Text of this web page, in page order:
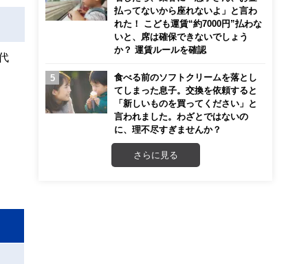
払ってないから座れないよ」と言わ
れた！ こども運賃“約7000円”払わな
いと、席は確保できないでしょう
か？ 運賃ルールを確認
食べる前のソフトクリームを落とし
てしまった息子。交換を依頼すると
「新しいものを買ってください」と
言われました。わざとではないの
に、理不尽すぎませんか？
さらに見る